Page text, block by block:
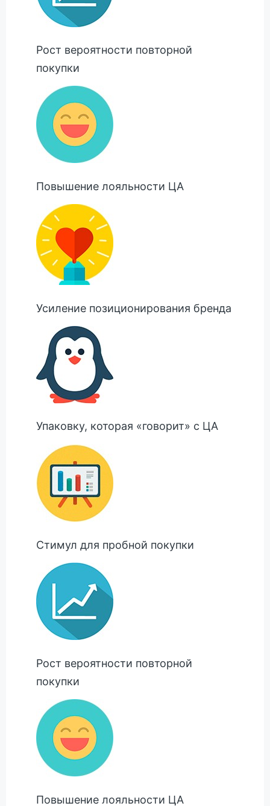
Рост вероятности повторной
покупки
Повышение лояльности ЦА
Усиление позиционирования бренда
Упаковку, которая «говорит» с ЦА
Стимул для пробной покупки
Рост вероятности повторной
покупки
Повышение лояльности ЦА